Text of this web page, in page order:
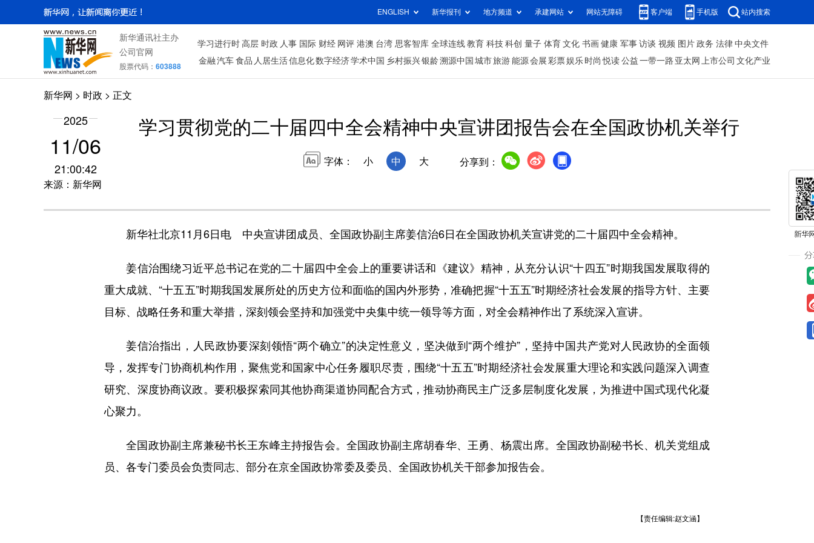
ENGLISH 新华报刊 地方频道 承建网站 网站无障碍 客户端 手机版 站内搜索
新华通讯社主办
公司官网
股票代码： 603888
学习进行时 高层 时政 人事 国际 财经 网评 港澳 台湾 思客智库 全球连线 教育 科技 科创 量子 体育 文化 书画 健康 军事 访谈 视频 图片 政务 法律 中央文件
金融 汽车 食品 人居生活信息化数字经济学术中国 乡村振兴银龄溯源中国 城市旅游 能源 会展 彩票娱乐 时尚 悦读 公益 一带一路 亚太网 上市公司 文化产业
新华网 > 时政 > 正文
2025
11/06
21:00:42
来源：新华网
学习贯彻党的二十届四中全会精神中央宣讲团报告会在全国政协机关举行
字体： 小 中 大 分享到：
新华社北京11月6日电 中央宣讲团成员、全国政协副主席姜信治6日在全国政协机关宣讲党的二十届四中全会精神。
姜信治围绕习近平总书记在党的二十届四中全会上的重要讲话和《建议》精神，从充分认识“十四五”时期我国发展取得的
重大成就、“十五五”时期我国发展所处的历史方位和面临的国内外形势，准确把握“十五五”时期经济社会发展的指导方针、主要
目标、战略任务和重大举措，深刻领会坚持和加强党中央集中统一领导等方面，对全会精神作出了系统深入宣讲。
姜信治指出，人民政协要深刻领悟“两个确立”的决定性意义，坚决做到“两个维护”，坚持中国共产党对人民政协的全面领
导，发挥专门协商机构作用，聚焦党和国家中心任务履职尽责，围绕“十五五”时期经济社会发展重大理论和实践问题深入调查
研究、深度协商议政。要积极探索同其他协商渠道协同配合方式，推动协商民主广泛多层制度化发展，为推进中国式现代化凝
心聚力。
全国政协副主席兼秘书长王东峰主持报告会。全国政协副主席胡春华、王勇、杨震出席。全国政协副秘书长、机关党组成
员、各专门委员会负责同志、部分在京全国政协常委及委员、全国政协机关干部参加报告会。
【责任编辑:赵文涵】